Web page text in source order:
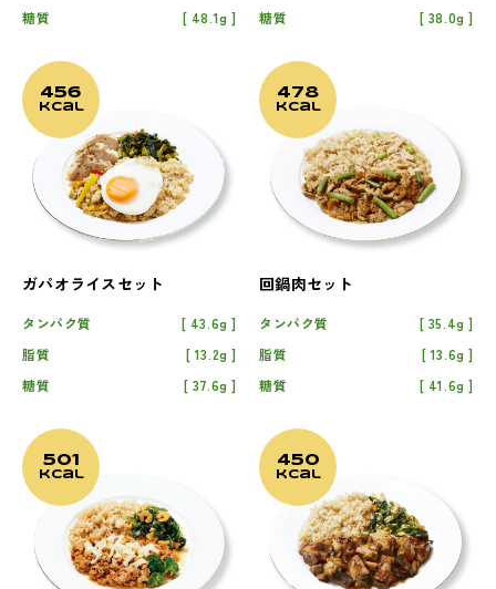
糖質
48.1g
糖質
38.0g
456
kcal
ガパオライスセット
タンパク質
43.6g
脂質
13.2g
糖質
37.6g
478
kcal
回鍋肉セット
タンパク質
35.4g
脂質
13.6g
糖質
41.6g
501
kcal
450
kcal